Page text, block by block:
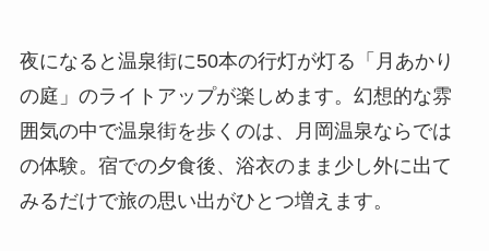
夜になると温泉街に50本の行灯が灯る「月あかり
の庭」のライトアップが楽しめます。幻想的な雰
囲気の中で温泉街を歩くのは、月岡温泉ならでは
の体験。宿での夕食後、浴衣のまま少し外に出て
みるだけで旅の思い出がひとつ増えます。